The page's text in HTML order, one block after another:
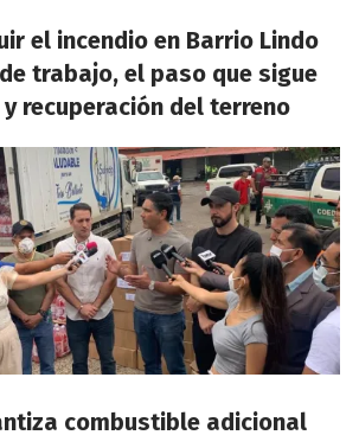
el incendio en Barrio Lindo
trabajo, el paso que sigue
recuperación del terreno
combustible adicional